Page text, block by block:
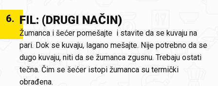
6. FIL: (DRUGI NAČIN)
Žumanca i šećer pomešajte i stavite da se kuvaju na
pari. Dok se kuvaju, lagano mešajte. Nije potrebno da se
dugo kuvaju, niti da se žumanca zgusnu. Trebaju ostati
tečna. Čim se šećer istopi žumanca su termički
obrađena.